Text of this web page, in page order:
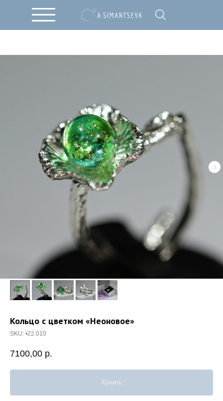
Кольцо с цветком «Неоновое»
SKU: •22.010
7100,00 р.
Купить